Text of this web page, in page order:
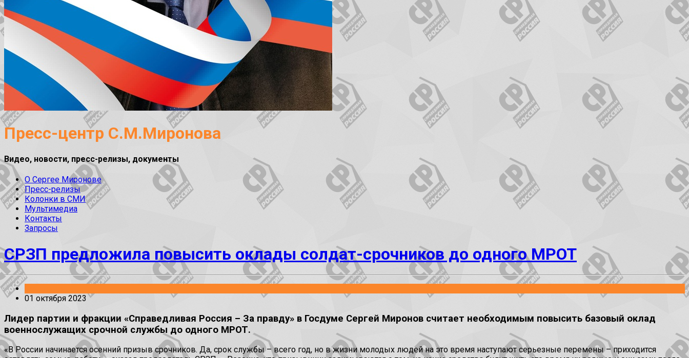
Пресс-центр С.М.Миронова
Видео, новости, пресс-релизы, документы
О Сергее Миронове
Пресс-релизы
Колонки в СМИ
Мультимедиа
Контакты
Запросы
СРЗП предложила повысить оклады солдат-срочников до одного МРОТ
01 октября 2023
Лидер партии и фракции «Справедливая Россия – За правду» в Госдуме Сергей Миронов считает необходимым повысить базовый оклад
военнослужащих срочной службы до одного МРОТ.
«В России начинается осенний призыв срочников. Да, срок службы – всего год, но в жизни молодых людей на это время наступают серьезные перемены – приходится